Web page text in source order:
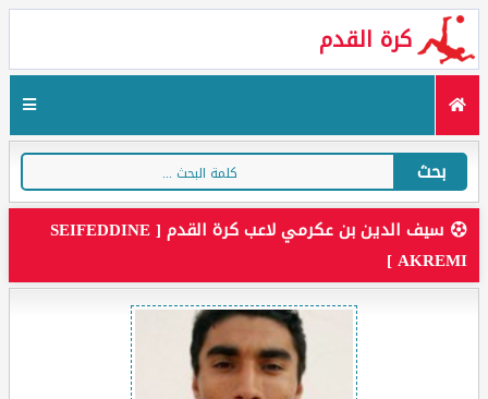
كرة القدم
بحث
سيف الدين بن عكرمي لاعب كرة القدم [ SEIFEDDINE
AKREMI ]